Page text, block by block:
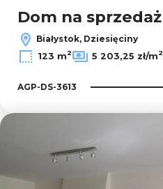
Dom na sprzedaż
Białystok, Dziesięciny
123 m2 5 203,25 zł/m2
AGP-DS-3613